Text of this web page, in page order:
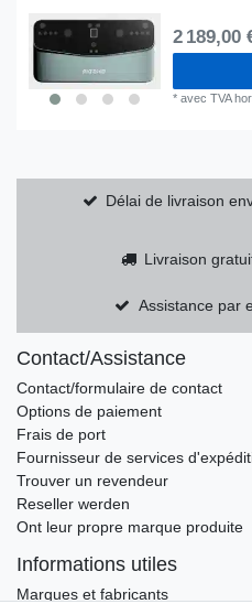
2 189,00
*avec TVA
Délai de livraison
Livraison
Assistance par
Contact/Assistance
Contact/formulaire de contact
Options de paiement
Frais de port
Fournisseur de services
Trouver un revendeur
Reseller werden
Ont leur propre marque produite
Informations utiles
Marques et fabricants